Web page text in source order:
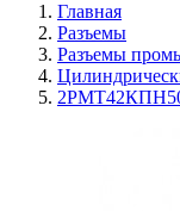
Главная
Разъемы
Разъемы